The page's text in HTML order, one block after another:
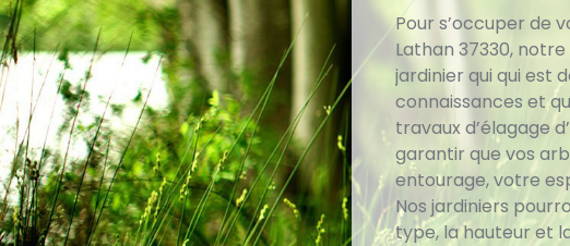
Pour s’occuper de
Lathan 37330,
jardinier qui qui est
connaissances et
travaux d’élagage
garantir que vos
entourage, votre
Nos jardiniers
type, la hauteur et